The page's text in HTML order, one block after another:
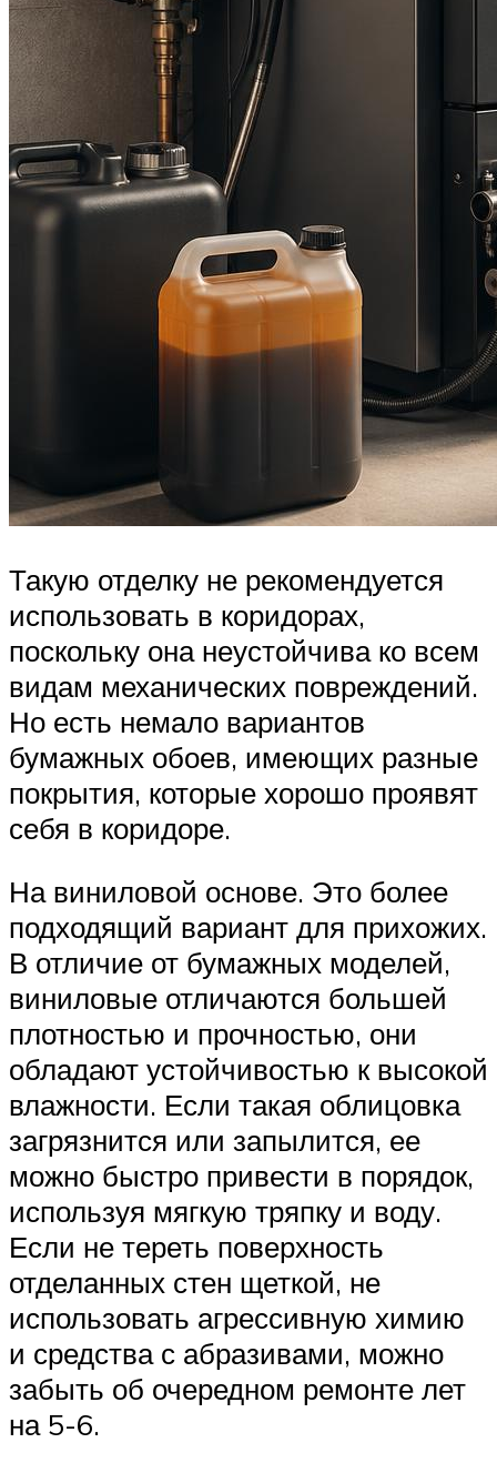
Такую отделку не рекомендуется
использовать в коридорах,
поскольку она неустойчива ко всем
видам механических повреждений.
Но есть немало вариантов
бумажных обоев, имеющих разные
покрытия, которые хорошо проявят
себя в коридоре.
На виниловой основе. Это более
подходящий вариант для прихожих.
В отличие от бумажных моделей,
виниловые отличаются большей
плотностью и прочностью, они
обладают устойчивостью к высокой
влажности. Если такая облицовка
загрязнится или запылится, ее
можно быстро привести в порядок,
используя мягкую тряпку и воду.
Если не тереть поверхность
отделанных стен щеткой, не
использовать агрессивную химию
и средства с абразивами, можно
забыть об очередном ремонте лет
на 5-6.